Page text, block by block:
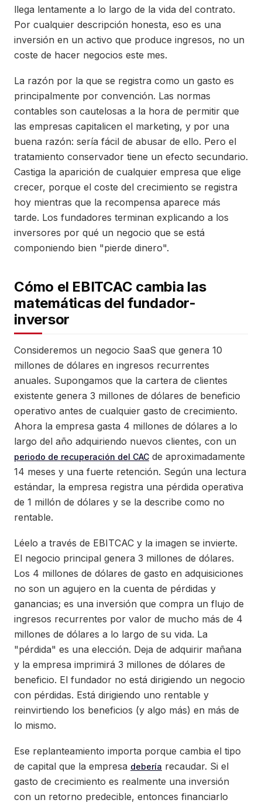
llega lentamente a lo largo de la vida del contrato.
Por cualquier descripción honesta, eso es una
inversión en un activo que produce ingresos, no un
coste de hacer negocios este mes.
La razón por la que se registra como un gasto es
principalmente por convención. Las normas
contables son cautelosas a la hora de permitir que
las empresas capitalicen el marketing, y por una
buena razón: sería fácil de abusar de ello. Pero el
tratamiento conservador tiene un efecto secundario.
Castiga la aparición de cualquier empresa que elige
crecer, porque el coste del crecimiento se registra
hoy mientras que la recompensa aparece más
tarde. Los fundadores terminan explicando a los
inversores por qué un negocio que se está
componiendo bien "pierde dinero".
Cómo el EBITCAC cambia las
matemáticas del fundador-
inversor
Consideremos un negocio SaaS que genera 10
millones de dólares en ingresos recurrentes
anuales. Supongamos que la cartera de clientes
existente genera 3 millones de dólares de beneficio
operativo antes de cualquier gasto de crecimiento.
Ahora la empresa gasta 4 millones de dólares a lo
largo del año adquiriendo nuevos clientes, con un
periodo de recuperación del CAC de aproximadamente
14 meses y una fuerte retención. Según una lectura
estándar, la empresa registra una pérdida operativa
de 1 millón de dólares y se la describe como no
rentable.
Léelo a través de EBITCAC y la imagen se invierte.
El negocio principal genera 3 millones de dólares.
Los 4 millones de dólares de gasto en adquisiciones
no son un agujero en la cuenta de pérdidas y
ganancias; es una inversión que compra un flujo de
ingresos recurrentes por valor de mucho más de 4
millones de dólares a lo largo de su vida. La
"pérdida" es una elección. Deja de adquirir mañana
y la empresa imprimirá 3 millones de dólares de
beneficio. El fundador no está dirigiendo un negocio
con pérdidas. Está dirigiendo uno rentable y
reinvirtiendo los beneficios (y algo más) en más de
lo mismo.
Ese replanteamiento importa porque cambia el tipo
de capital que la empresa debería recaudar. Si el
gasto de crecimiento es realmente una inversión
con un retorno predecible, entonces financiarlo